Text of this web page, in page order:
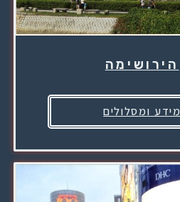
הירושימה
מידע ומסלולים